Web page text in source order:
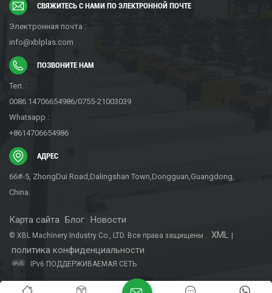
СВЯЖИТЕСЬ С НАМИ ПО ЭЛЕКТРОННОЙ ПОЧТЕ
Электронная почта :
info@xblplas.com
ПОЗВОНИТЕ НАМ
Тел. :
0086 14706654986/0755-21003039
Whatsapp :
+8614706654986
АДРЕС
66#-5, ZhongDui Road,Dalingshan Town,Dongguan,Guangdong,
China.
Карта сайта Блог Новости
© XBL Machinery Industry Co., LTD. Все права защищены . XML |
политика конфиденциальности
IPv6 ПОДДЕРЖИВАЕМАЯ СЕТЬ